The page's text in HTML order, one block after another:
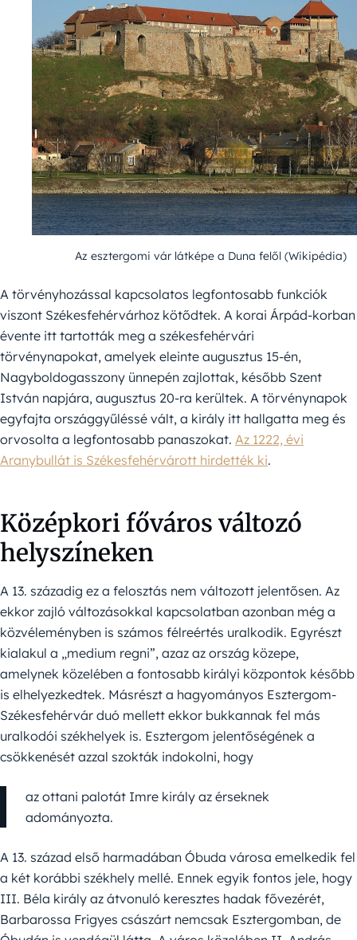
Az esztergomi vár látképe a Duna felől (Wikipédia)
A törvényhozással kapcsolatos legfontosabb funkciók
viszont Székesfehérvárhoz kötődtek. A korai Árpád-korban
évente itt tartották meg a székesfehérvári
törvénynapokat, amelyek eleinte augusztus 15-én,
Nagyboldogasszony ünnepén zajlottak, később Szent
István napjára, augusztus 20-ra kerültek. A törvénynapok
egyfajta országgyűléssé vált, a király itt hallgatta meg és
orvosolta a legfontosabb panaszokat. Az 1222, évi
Aranybullát is Székesfehérvárott hirdették ki.
Középkori főváros változó
helyszíneken
A 13. századig ez a felosztás nem változott jelentősen. Az
ekkor zajló változásokkal kapcsolatban azonban még a
közvéleményben is számos félreértés uralkodik. Egyrészt
kialakul a „medium regni”, azaz az ország közepe,
amelynek közelében a fontosabb királyi központok később
is elhelyezkedtek. Másrészt a hagyományos Esztergom-
Székesfehérvár duó mellett ekkor bukkannak fel más
uralkodói székhelyek is. Esztergom jelentőségének a
csökkenését azzal szokták indokolni, hogy
az ottani palotát Imre király az érseknek
adományozta.
A 13. század első harmadában Óbuda városa emelkedik fel
a két korábbi székhely mellé. Ennek egyik fontos jele, hogy
III. Béla király az átvonuló keresztes hadak fővezérét,
Barbarossa Frigyes császárt nemcsak Esztergomban, de